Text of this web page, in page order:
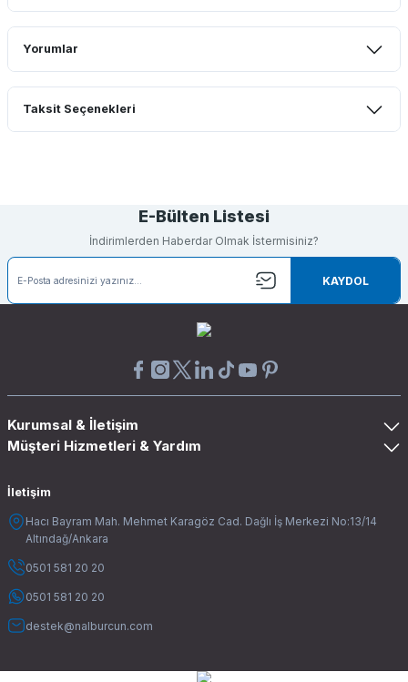
Yorumlar
Bu ürüne ilk yorumu siz yapın!
Taksit Seçenekleri
E-Bülten Listesi
İndirimlerden Haberdar Olmak İstermisiniz?
KAYDOL
Kurumsal & İletişim
Müşteri Hizmetleri & Yardım
İletişim
Hacı Bayram Mah. Mehmet Karagöz Cad. Dağlı İş Merkezi No:13/14
Altındağ/Ankara
0501 581 20 20
0501 581 20 20
destek@nalburcun.com